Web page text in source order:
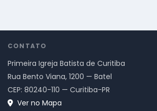
CONTATO
Primeira Igreja Batista de Curitiba
Rua Bento Viana, 1200 — Batel
CEP: 80240-110 — Curitiba-PR
Ver no Mapa